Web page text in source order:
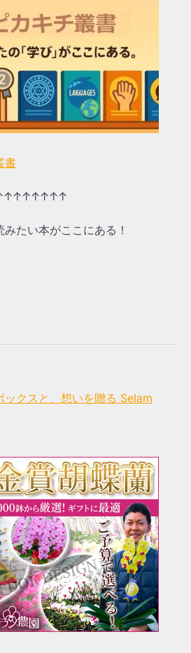
書
みたい本がここにある！
ックスと、想いを贈る Selam